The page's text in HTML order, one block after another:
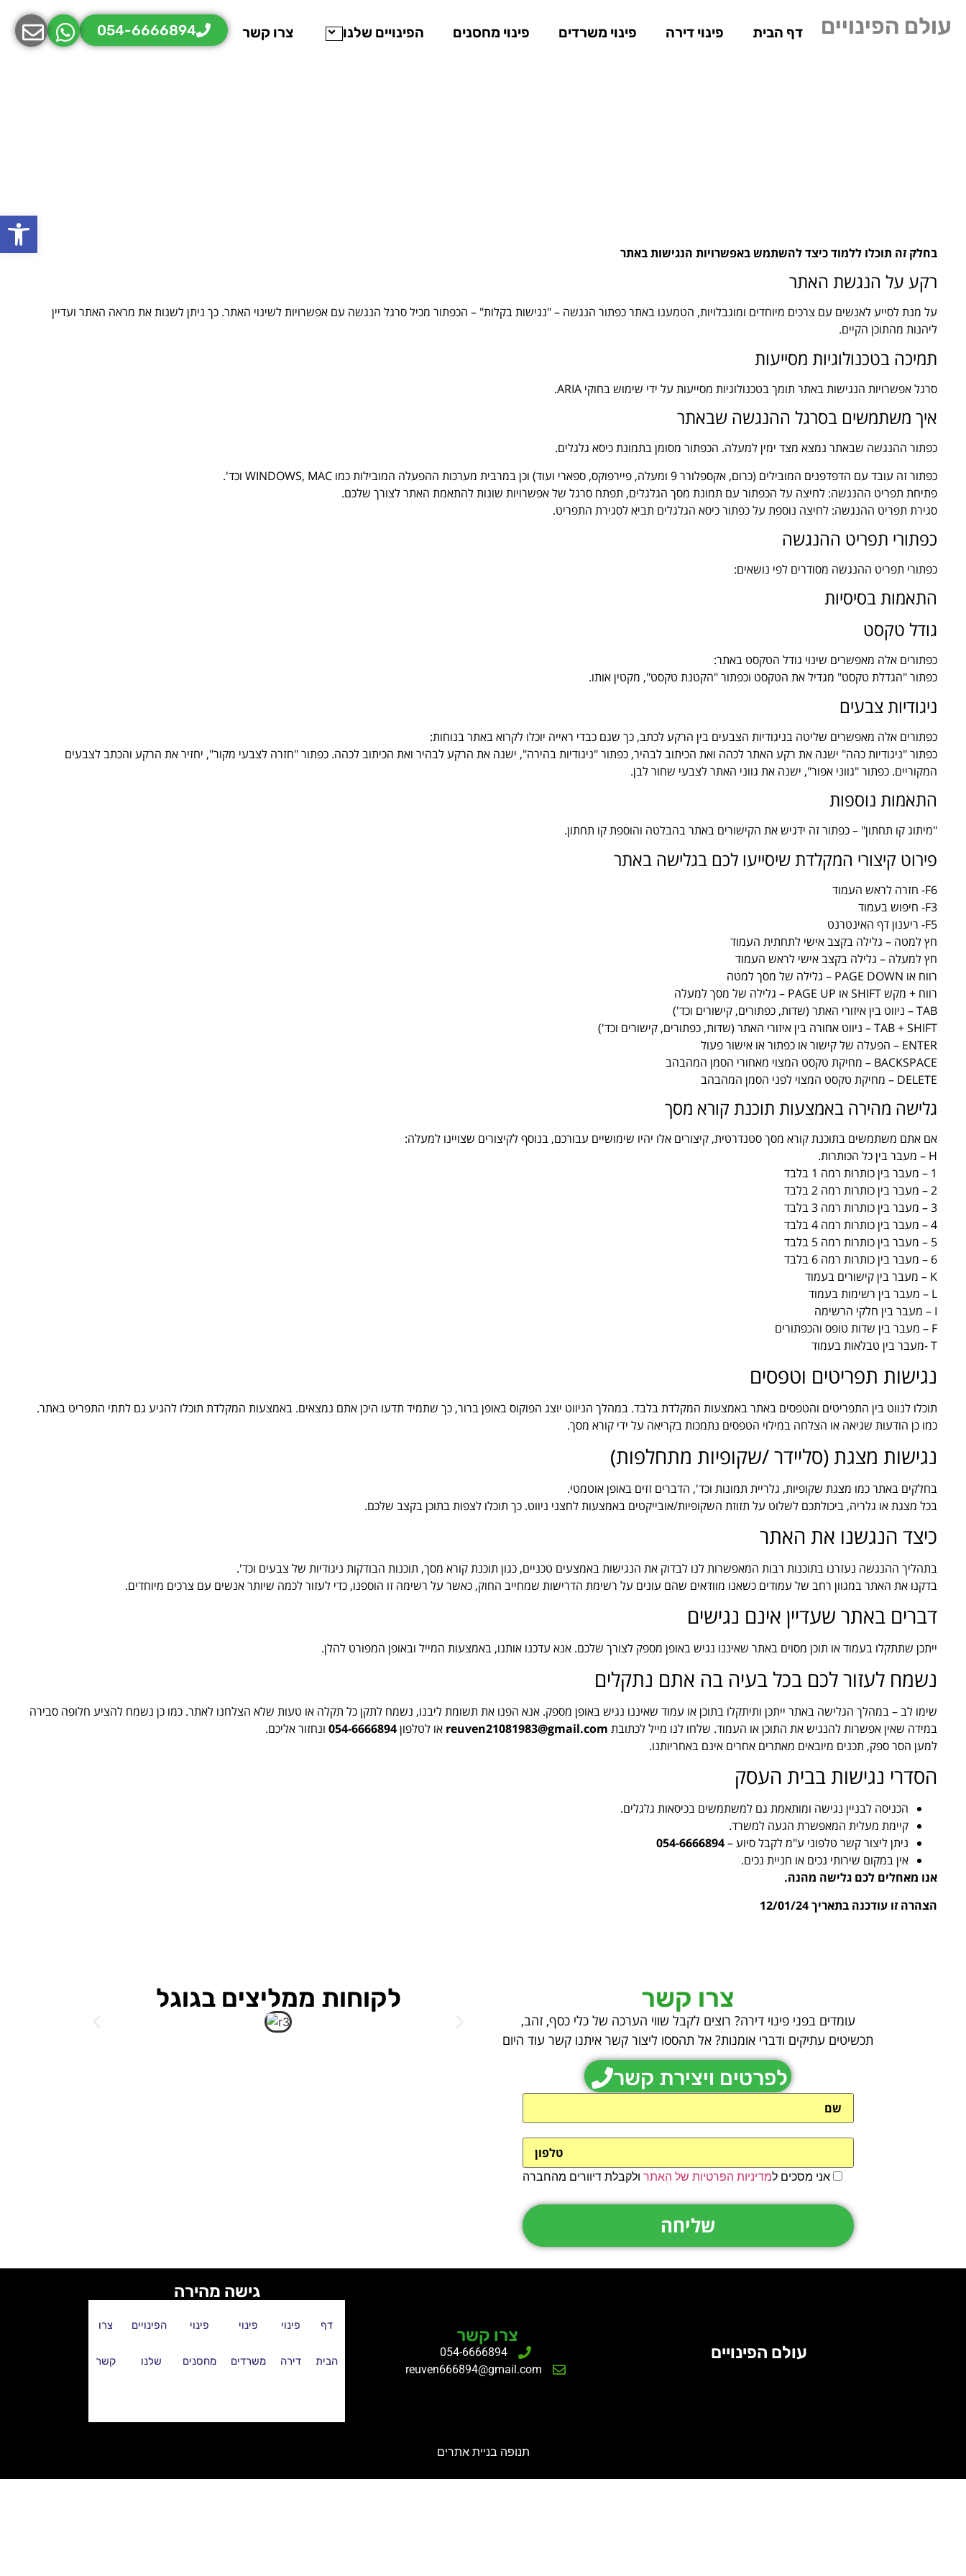
עולם הפינויים דף הבית פינוי דירה פינוי משרדים פינוי מחסנים הפינויים שלנו צרו קשר 054-6666894
בחלק זה תוכלו ללמוד כיצד להשתמש באפשרויות הנגישות באתר
רקע על הנגשת האתר
על מנת לסייע לאנשים עם צרכים מיוחדים ומוגבלויות, הטמענו באתר כפתור הנגשה – "נגישות בקלות" – הכפתור מכיל סרגל הנגשה עם אפשרויות לשינוי האתר. כך ניתן לשנות את מראה האתר ועדיין
ליהנות מהתוכן הקיים.
תמיכה בטכנולוגיות מסייעות
סרגל אפשרויות הנגישות באתר תומך בטכנולוגיות מסייעות על ידי שימוש בחוקי ARIA.
איך משתמשים בסרגל ההנגשה שבאתר
כפתור ההנגשה שבאתר נמצא מצד ימין למעלה. הכפתור מסומן בתמונת כיסא גלגלים.
כפתור זה עובד עם הדפדפנים המובילים (כרום, אקספלורר 9 ומעלה, פיירפוקס, ספארי ועוד) וכן במרבית מערכות ההפעלה המובילות כמו WINDOWS, MAC וכד'.
פתיחת תפריט ההנגשה: לחיצה על הכפתור עם תמונת מסך הגלגלים, תפתח סרגל של אפשרויות שונות להתאמת האתר לצורך שלכם.
סגירת תפריט ההנגשה: לחיצה נוספת על כפתור כיסא הגלגלים תביא לסגירת התפריט.
כפתורי תפריט ההנגשה
כפתורי תפריט ההנגשה מסודרים לפי נושאים:
התאמות בסיסיות
גודל טקסט
כפתורים אלה מאפשרים שינוי גודל הטקסט באתר:
כפתור "הגדלת טקסט" מגדיל את הטקסט וכפתור "הקטנת טקסט", מקטין אותו.
ניגודיות צבעים
כפתורים אלה מאפשרים שליטה בניגודיות הצבעים בין הרקע לכתב, כך שגם כבדי ראייה יוכלו לקרוא באתר בנוחות:
כפתור "ניגודיות כהה" ישנה את רקע האתר לכהה ואת הכיתוב לבהיר, כפתור "ניגודיות בהירה", ישנה את הרקע לבהיר ואת הכיתוב לכהה. כפתור "חזרה לצבעי מקור", יחזיר את הרקע והכתב לצבעים
המקוריים. כפתור "גווני אפור", ישנה את גווני האתר לצבעי שחור לבן.
התאמות נוספות
"מיתוג קו תחתון" – כפתור זה ידגיש את הקישורים באתר בהבלטה והוספת קו תחתון.
פירוט קיצורי המקלדת שיסייעו לכם בגלישה באתר
F6- חזרה לראש העמוד
F3- חיפוש בעמוד
F5- ריענון דף האינטרנט
חץ למטה – גלילה בקצב אישי לתחתית העמוד
חץ למעלה – גלילה בקצב אישי לראש העמוד
רווח או PAGE DOWN – גלילה של מסך למטה
רווח + מקש SHIFT או PAGE UP – גלילה של מסך למעלה
TAB – ניווט בין איזורי האתר (שדות, כפתורים, קישורים וכד')
TAB + SHIFT – ניווט אחורה בין איזורי האתר (שדות, כפתורים, קישורים וכד')
ENTER – הפעלה של קישור או כפתור או אישור פעול
BACKSPACE – מחיקת טקסט המצוי מאחורי הסמן המהבהב
DELETE – מחיקת טקסט המצוי לפני הסמן המהבהב
גלישה מהירה באמצעות תוכנת קורא מסך
אם אתם משתמשים בתוכנת קורא מסך סטנדרטית, קיצורים אלו יהיו שימושיים עבורכם, בנוסף לקיצורים שצויינו למעלה:
H – מעבר בין כל הכותרות.
1 – מעבר בין כותרות רמה 1 בלבד
2 – מעבר בין כותרות רמה 2 בלבד
3 – מעבר בין כותרות רמה 3 בלבד
4 – מעבר בין כותרות רמה 4 בלבד
5 – מעבר בין כותרות רמה 5 בלבד
6 – מעבר בין כותרות רמה 6 בלבד
K – מעבר בין קישורים בעמוד
L – מעבר בין רשימות בעמוד
I – מעבר בין חלקי הרשימה
F – מעבר בין שדות טופס והכפתורים
T -מעבר בין טבלאות בעמוד
נגישות תפריטים וטפסים
תוכלו לנווט בין התפריטים והטפסים באתר באמצעות המקלדת בלבד. במהלך הניווט יוצג הפוקוס באופן ברור, כך שתמיד תדעו היכן אתם נמצאים. באמצעות המקלדת תוכלו להגיע גם לתתי התפריט באתר.
כמו כן הודעות שגיאה או הצלחה במילוי הטפסים נתמכות בקריאה על ידי קורא מסך.
נגישות מצגת (סליידר /שקופיות מתחלפות)
בחלקים באתר כמו מצגת שקופיות, גלריית תמונות וכד', הדברים זזים באופן אוטמטי.
בכל מצגת או גלריה, ביכולתכם לשלוט על תזוזת השקופיות/אובייקטים באמצעות לחצני ניווט. כך תוכלו לצפות בתוכן בקצב שלכם.
כיצד הנגשנו את האתר
בתהליך ההנגשה נעזרנו בתוכנות רבות המאפשרות לנו לבדוק את הנגישות באמצעים טכניים, כגון תוכנת קורא מסך, תוכנות הבודקות ניגודיות של צבעים וכד'.
בדקנו את האתר במגוון רחב של עמודים כשאנו מוודאים שהם עונים על רשימת הדרישות שמחייב החוק, כאשר על רשימה זו הוספנו, כדי לעזור לכמה שיותר אנשים עם צרכים מיוחדים.
דברים באתר שעדיין אינם נגישים
ייתכן שתתקלו בעמוד או תוכן מסוים באתר שאיננו נגיש באופן מספק לצורך שלכם. אנא עדכנו אותנו, באמצעות המייל ובאופן המפורט להלן.
נשמח לעזור לכם בכל בעיה בה אתם נתקלים
שימו לב – במהלך הגלישה באתר ייתכן ותיתקלו בתוכן או עמוד שאיננו נגיש באופן מספק. אנא הפנו את תשומת ליבנו, נשמח לתקן כל תקלה או טעות שלא הצלחנו לאתר. כמו כן נשמח להציע חלופה סבירה
במידה שאין אפשרות להנגיש את התוכן או העמוד. שלחו לנו מייל לכתובת reuven21081983@gmail.com או לטלפון054-6666894 ונחזור אליכם.
למען הסר ספק, תכנים מיובאים מאתרים אחרים אינם באחריותנו.
הסדרי נגישות בבית העסק
הכניסה לבניין נגישה ומותאמת גם למשתמשים בכיסאות גלגלים.
קיימת מעלית המאפשרת הגעה למשרד.
ניתן ליצור קשר טלפוני ע"מ לקבל סיוע –054-6666894
אין במקום שירותי נכים או חניית נכים.
אנו מאחלים לכם גלישה מהנה.
הצהרה זו עודכנה בתאריך 12/01/24
צרו קשר
עומדים בפני פינוי דירה? רוצים לקבל שווי הערכה של כלי כסף, זהב,
תכשיטים עתיקים ודברי אומנות? אל תהססו ליצור קשר איתנו קשר עוד היום
לפרטים ויצירת קשר
אני מסכים למדיניות הפרטיות של האתר ולקבלת דיוורים מהחברה
לקוחות ממליצים בגוגל
עולם הפינויים
צרו קשר
054-6666894
reuven666894@gmail.com
גישה מהירה
דף
הבית
פינוי
דירה
פינוי
משרדים
פינוי
מחסנים
הפינויים
שלנו
צרו
קשר
תנופה בניית אתרים
תוכל ללמוד עוד על אילו עוגיות אנו משתמשים ב־הגדרות.